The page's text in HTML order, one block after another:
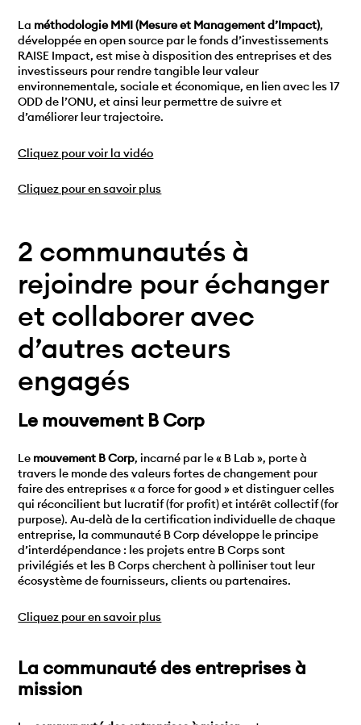
La méthodologie MMI (Mesure et Management d’Impact),
développée en open source par le fonds d’investissements
RAISE Impact, est mise à disposition des entreprises et des
investisseurs pour rendre tangible leur valeur
environnementale, sociale et économique, en lien avec les 17
ODD de l’ONU, et ainsi leur permettre de suivre et
d’améliorer leur trajectoire.
Cliquez pour voir la vidéo
Cliquez pour en savoir plus
2 communautés à
rejoindre pour échanger
et collaborer avec
d’autres acteurs
engagés
Le mouvement B Corp
Le mouvement B Corp, incarné par le « B Lab », porte à
travers le monde des valeurs fortes de changement pour
faire des entreprises « a force for good » et distinguer celles
qui réconcilient but lucratif (for profit) et intérêt collectif (for
purpose). Au-delà de la certification individuelle de chaque
entreprise, la communauté B Corp développe le principe
d’interdépendance : les projets entre B Corps sont
privilégiés et les B Corps cherchent à polliniser tout leur
écosystème de fournisseurs, clients ou partenaires.
Cliquez pour en savoir plus
La communauté des entreprises à
mission